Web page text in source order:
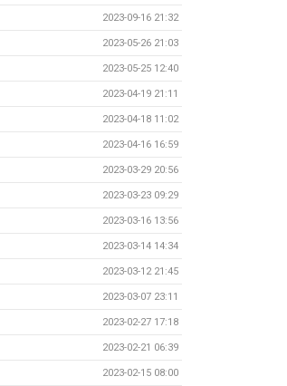
2023-09-16 21:32
2023-05-26 21:03
2023-05-25 12:40
2023-04-19 21:11
2023-04-18 11:02
2023-04-16 16:59
2023-03-29 20:56
2023-03-23 09:29
2023-03-16 13:56
2023-03-14 14:34
2023-03-12 21:45
2023-03-07 23:11
2023-02-27 17:18
2023-02-21 06:39
2023-02-15 08:00